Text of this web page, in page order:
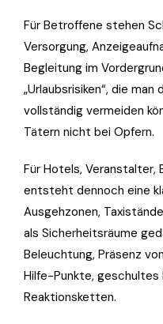
Für Betroffene stehen
Versorgung,
Begleitung im
„Urlaubsrisiken“, die
vollständig vermeiden
Tätern nicht bei Opfern.
Für Hotels, Veranstalter,
entsteht dennoch eine
Ausgehzonen,
als Sicherheitsräume
Beleuchtung, Präsenz
Hilfe-Punkte, geschultes
Reaktionsketten.